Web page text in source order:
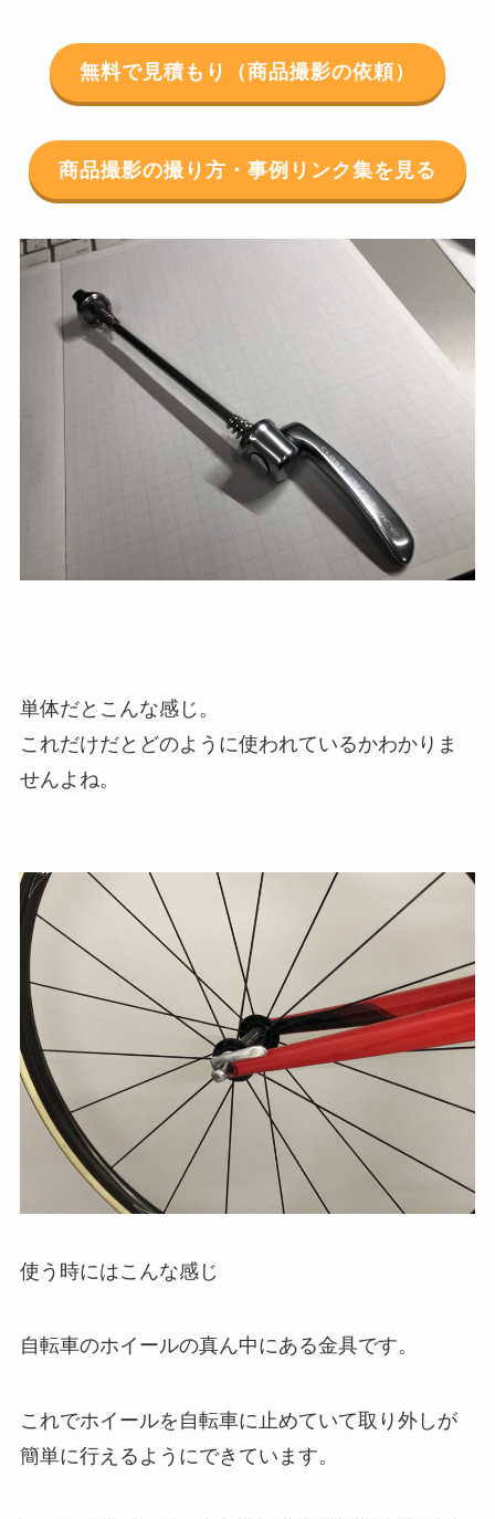
無料で見積もり（商品撮影の依頼）
商品撮影の撮り方・事例リンク集を見る
単体だとこんな感じ。
これだけだとどのように使われているかわかりま
せんよね。
使う時にはこんな感じ
自転車のホイールの真ん中にある金具です。
これでホイールを自転車に止めていて取り外しが
簡単に行えるようにできています。